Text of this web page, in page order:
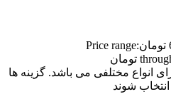
تومانPrice range:
انواع مختلفی می باشد. گزینه ها
شوند